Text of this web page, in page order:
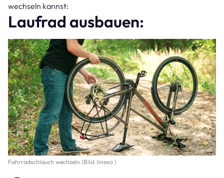
wechseln kannst:
Laufrad ausbauen:
Fahrradschlauch wechseln (Bild: linexo )